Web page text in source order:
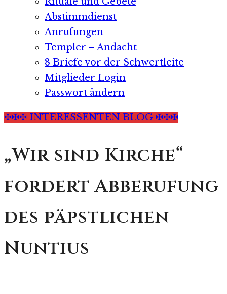
Abstimmdienst
Anrufungen
Templer – Andacht
8 Briefe vor der Schwertleite
Mitglieder Login
Passwort ändern
✠✠✠ INTERESSENTEN BLOG ✠✠✠
„Wir sind Kirche“
fordert Abberufung
des päpstlichen
Nuntius